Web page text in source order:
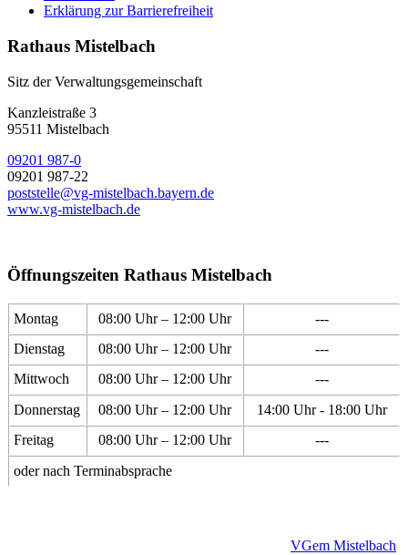
Erklärung zur Barrierefreiheit
Rathaus Mistelbach
Sitz der Verwaltungsgemeinschaft
Kanzleistraße 3
95511 Mistelbach
09201 987-0
09201 987-22
poststelle@vg-mistelbach.bayern.de
www.vg-mistelbach.de
Öffnungszeiten Rathaus Mistelbach
Montag 08:00 Uhr – 12:00 Uhr
---
Dienstag
08:00 Uhr – 12:00 Uhr
---
Mittwoch
08:00 Uhr – 12:00 Uhr
---
Donnerstag
08:00 Uhr – 12:00 Uhr
14:00 Uhr - 18:00 Uhr
Freitag
08:00 Uhr – 12:00 Uhr
---
oder nach Terminabsprache
VGem Mistelbach